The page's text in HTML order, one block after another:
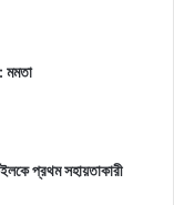
মমতা
প্রথম সহায়তাকারী